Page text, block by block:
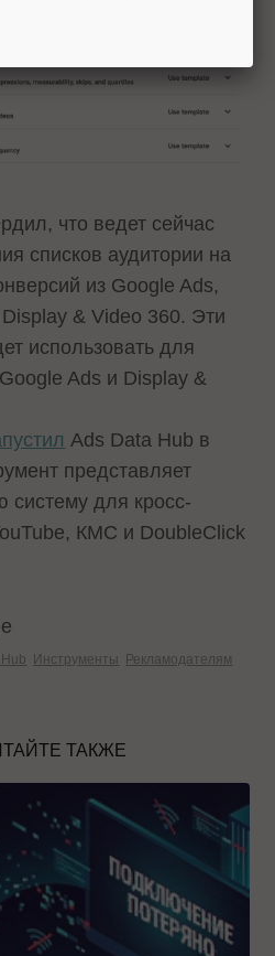
что ведет сейчас
списков аудитории на
из Google Ads,
& Video 360. Эти
использовать для
Ads и Display &
Ads Data Hub в
представляет
систему для кросс-
КМС и DoubleClick
Инструменты Рекламодателям
ТАКЖЕ